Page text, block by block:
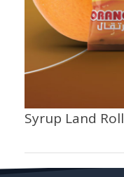
Syrup Land Roll